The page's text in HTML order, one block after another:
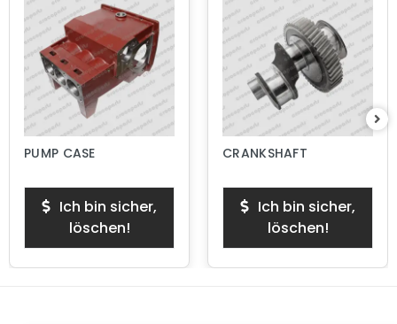
PUMP CASE
Ich bin sicher,
löschen!
CRANKSHAFT
Ich bin sicher,
löschen!